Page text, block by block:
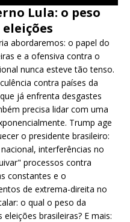
Lula: o peso
abordaremos: o papel do
e a ofensiva contra o
nunca esteve tão tenso.
contra países da
já enfrenta desgastes
precisa lidar com uma
Trump age
o presidente brasileiro:
interferências no
processos contra
constantes e o
de extrema-direita no
o qual o peso da
brasileiras? E mais: